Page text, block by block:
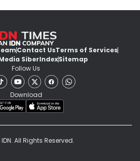
Contact UsTerms of Services
SiberIndexSitemap
Follow Us
Download
All Rights Reserved.